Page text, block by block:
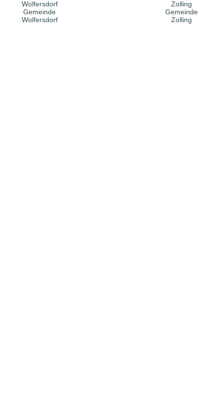
Gemeinde
Wolfersdorf
Gemeinde
Zolling